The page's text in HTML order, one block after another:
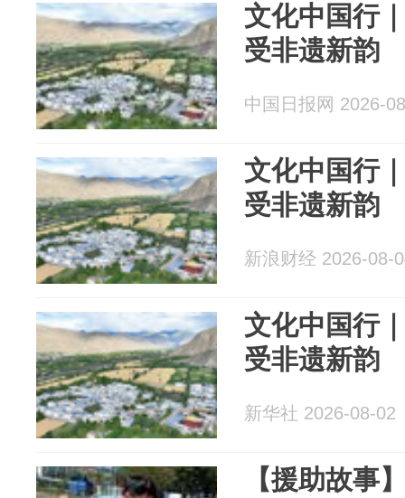
文化中国行
受非遗新韵
中国日报网 2026-
文化中国行
受非遗新韵
新浪财经 2026-08-
文化中国行
受非遗新韵
新华社 2026-08-02
【援助故事